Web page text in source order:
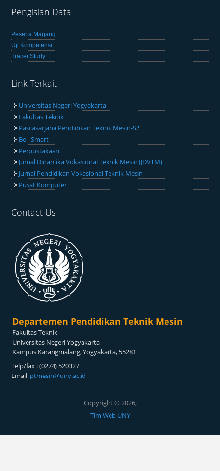
Pengisian Data
Peserta Magang
Uji Kompetensi
Tracer Study
Link Terkait
Universitas Negeri Yogyakarta
Fakultas Teknik
Pascasarjana Pendidikan Teknik Mesin-S2
Be - Smart
Perpustakaan
Jurnal Dinamika Vokasional Teknik Mesin (JDVTM)
Jurnal Pendidikan Vokasional Teknik Mesin
Pusat Komputer
Contact Us
Departemen Pendidikan Teknik Mesin
Fakultas Teknik
Universitas Negeri Yogyakarta
Kampus Karangmalang, Yogyakarta, 55281
Telp/fax : (0274) 520327
Email: ptmesin@uny.ac.id
Copyright © 2026,
Tim Web UNY